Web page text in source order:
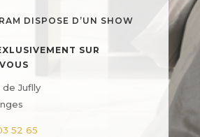
DISPOSE D’UN SHOW
SUR
de Juflly
52 65